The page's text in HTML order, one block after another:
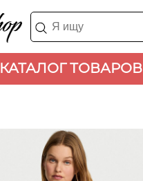
КАТАЛОГ ТОВАРОВ